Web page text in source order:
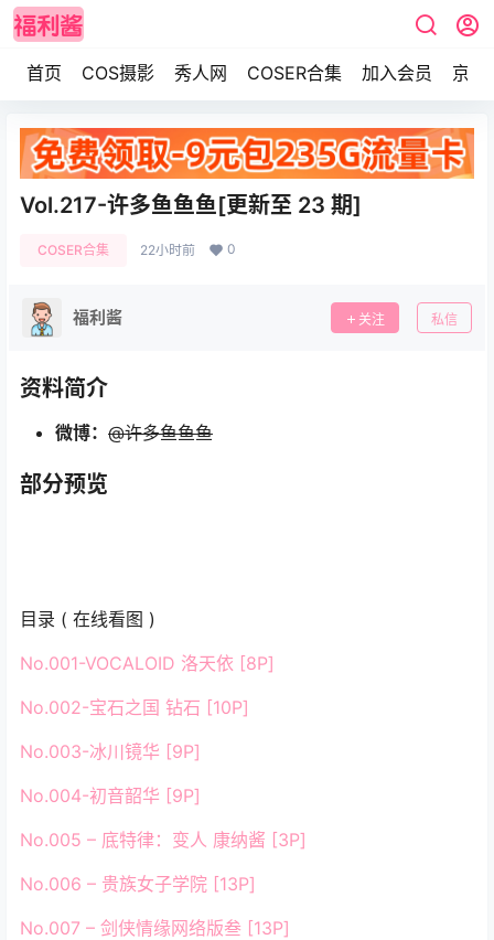
首页 COS摄影 秀人网 COSER合集 加入会员 京东
Vol.217-许多鱼鱼鱼[更新至 23 期]
COSER合集 22小时前 0
福利酱 关注 私信
资料简介
微博： @许多鱼鱼鱼
部分预览
目录 ( 在线看图 )
No.001-VOCALOID 洛天依 [8P]
No.002-宝石之国 钻石 [10P]
No.003-冰川镜华 [9P]
No.004-初音韶华 [9P]
No.005 – 底特律：变人 康纳酱 [3P]
No.006 – 贵族女子学院 [13P]
No.007 – 剑侠情缘网络版叁 [13P]